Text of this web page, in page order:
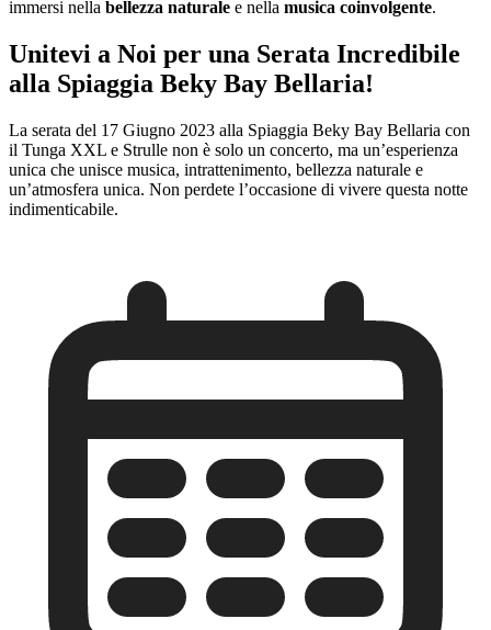
immersi nella bellezza naturale e nella musica coinvolgente.
Unitevi a Noi per una Serata Incredibile
alla Spiaggia Beky Bay Bellaria!
La serata del 17 Giugno 2023 alla Spiaggia Beky Bay Bellaria con
il Tunga XXL e Strulle non è solo un concerto, ma un’esperienza
unica che unisce musica, intrattenimento, bellezza naturale e
un’atmosfera unica. Non perdete l’occasione di vivere questa notte
indimenticabile.